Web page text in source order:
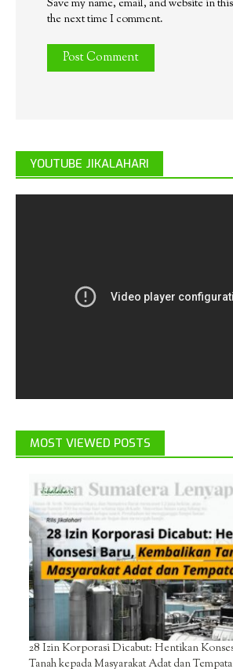
Save my name, email, and website in
the next time I comment.
YOUTUBE JIKALAHARI
MOST VIEWED POSTS
28 Izin Korporasi Dicabut: Hentikan
Tanah kepada Masyarakat Adat dan